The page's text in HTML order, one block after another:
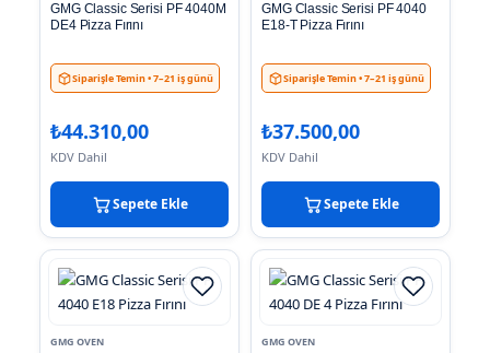
GMG Classic Serisi PF 4040M
DE4 Pizza Fırını
Siparişle Temin• 7–21 iş günü
₺44.310,00
KDV Dahil
Sepete Ekle
GMG Classic Serisi PF 4040
E18-T Pizza Fırını
Siparişle Temin• 7–21 iş günü
₺37.500,00
KDV Dahil
Sepete Ekle
GMG OVEN GMG OVEN